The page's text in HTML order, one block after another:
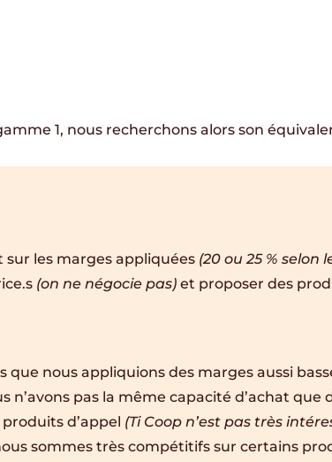
1, nous recherchons alors son
sur les marges appliquées (20 ou 25 % selon
(on ne négocie pas)et proposer des
nous appliquions des marges aussi
pas la même capacité d’achat que
d’appel (Ti Coop n’est pas très
sommes très compétitifs sur certains